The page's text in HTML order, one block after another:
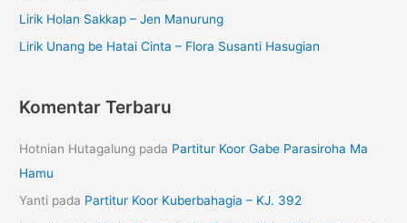
Lirik Holan Sakkap – Jen Manurung
Lirik Unang be Hatai Cinta – Flora Susanti Hasugian
Komentar Terbaru
Hotnian Hutagalung pada Partitur Koor Gabe Parasiroha Ma
Hamu
Yanti pada Partitur Koor Kuberbahagia – KJ. 392